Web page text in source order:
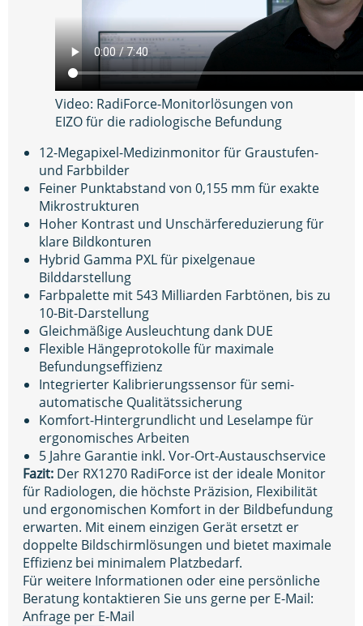
Video: RadiForce-Monitorlösungen von
EIZO für die radiologische Befundung
12-Megapixel-Medizinmonitor für Graustufen-
und Farbbilder
Feiner Punktabstand von 0,155 mm für exakte
Mikrostrukturen
Hoher Kontrast und Unschärfereduzierung für
klare Bildkonturen
Hybrid Gamma PXL für pixelgenaue
Bilddarstellung
Farbpalette mit 543 Milliarden Farbtönen, bis zu
10-Bit-Darstellung
Gleichmäßige Ausleuchtung dank DUE
Flexible Hängeprotokolle für maximale
Befundungseffizienz
Integrierter Kalibrierungssensor für semi-
automatische Qualitätssicherung
Komfort-Hintergrundlicht und Leselampe für
ergonomisches Arbeiten
5 Jahre Garantie inkl. Vor-Ort-Austauschservice
Fazit: Der RX1270 RadiForce ist der ideale Monitor
für Radiologen, die höchste Präzision, Flexibilität
und ergonomischen Komfort in der Bildbefundung
erwarten. Mit einem einzigen Gerät ersetzt er
doppelte Bildschirmlösungen und bietet maximale
Effizienz bei minimalem Platzbedarf.
Für weitere Informationen oder eine persönliche
Beratung kontaktieren Sie uns gerne per E-Mail:
Anfrage per E-Mail